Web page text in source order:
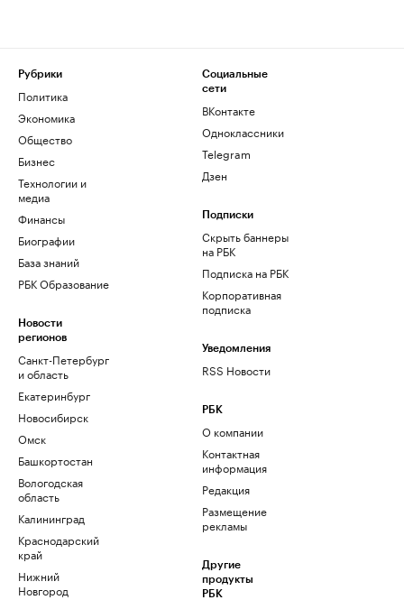
Рубрики
Политика
Экономика
Общество
Бизнес
Технологии и
медиа
Финансы
Биографии
База знаний
РБК Образование
Новости
регионов
Санкт-Петербург
и область
Екатеринбург
Новосибирск
Омск
Башкортостан
Вологодская
область
Калининград
Краснодарский
край
Нижний
Новгород
Социальные
сети
ВКонтакте
Одноклассники
Telegram
Дзен
Подписки
Скрыть баннеры
на РБК
Подписка на РБК
Корпоративная
подписка
Уведомления
RSS Новости
РБК
О компании
Контактная
информация
Редакция
Размещение
рекламы
Другие
продукты
РБК